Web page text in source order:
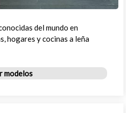
del mundo en
hogares y cocinas a leña
modelos